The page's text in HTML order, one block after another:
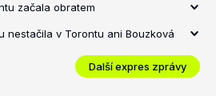
začala obratem
nestačila v Torontu ani Bouzková
Další expres zprávy